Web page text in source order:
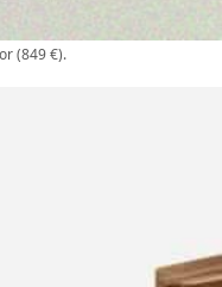
(849 €).